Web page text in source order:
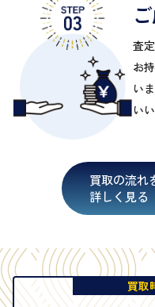
査
お
い
い
買取の流れ
詳しく見る
買取